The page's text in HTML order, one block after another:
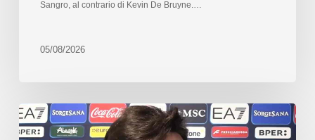
Sangro, al contrario di Kevin De Bruyne.…
05/08/2026